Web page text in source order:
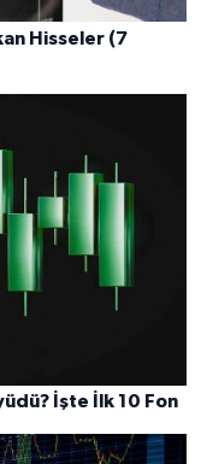
Hisseler (7
İşte İlk 10 Fon